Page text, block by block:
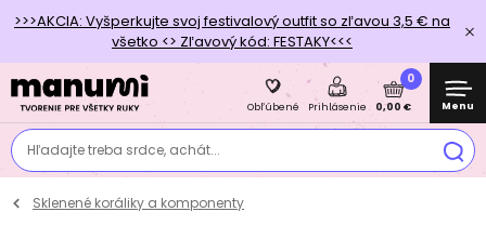
>>>AKCIA: Vyšperkujte svoj festivalový outfit so zľavou 3,5 € na
všetko <> Zľavový kód: FESTAKY<<<
Hľadajte treba srdce, achát...
Obľúbené Prihlásenie
0
0,00 € Menu
Sklenené koráliky a komponenty